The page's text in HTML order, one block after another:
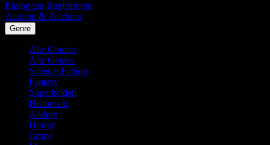
Einloggen Registrieren
Autoren & Zeichner
Genre
Alle Comics
Alle Genres
Science Fiction
Fantasy
Superhelden
Historisch
Andere
Horror
Crime